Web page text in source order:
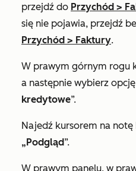
przejdź do Przychód >
się nie pojawia, przejdź
Przychód > Faktury.
W prawym górnym rogu
a następnie wybierz opcję
kredytowe”.
Najedź kursorem na
„Podgląd”.
W prawym panelu, w